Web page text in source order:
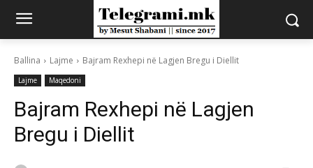
Ballina Lajme Bajram Rexhepi në Lagjen Bregu i Diellit
Lajme Maqedoni
Bajram Rexhepi në Lagjen
Bregu i Diellit